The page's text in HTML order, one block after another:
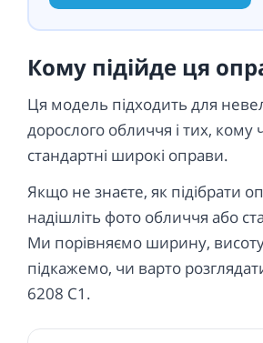
Кому підійде ця
Ця модель підходить для
дорослого обличчя і тих, кому
стандартні широкі оправи.
Якщо не знаєте, як підібрати
надішліть фото обличчя або
Ми порівняємо ширину, висоту,
підкажемо, чи варто
6208 C1.